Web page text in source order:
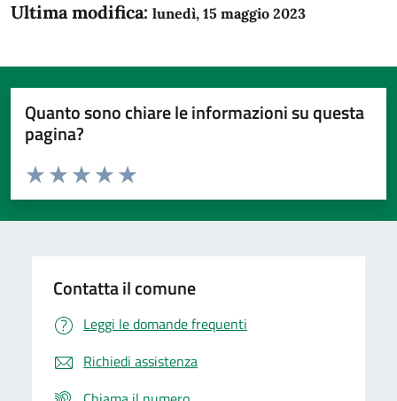
Ultima modifica: lunedì, 15 maggio 2023
Quanto sono chiare le informazioni su questa
pagina?
Domanda
Valuta da 1 a 5 stelle la pagina
Valuta 5 stelle su 5
Valuta 4 stelle su 5
Valuta 3 stelle su 5
Valuta 2 stelle su 5
Valuta 1 stelle su 5
Contatta il comune
Leggi le domande frequenti
Richiedi assistenza